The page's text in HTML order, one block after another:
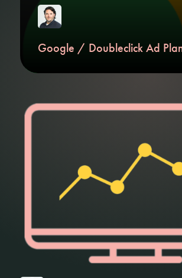
Google / Doubleclick Ad